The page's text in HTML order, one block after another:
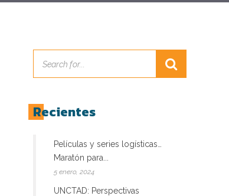
Recientes
Películas y series logísticas…
Maratón para...
5 enero, 2024
UNCTAD: Perspectivas